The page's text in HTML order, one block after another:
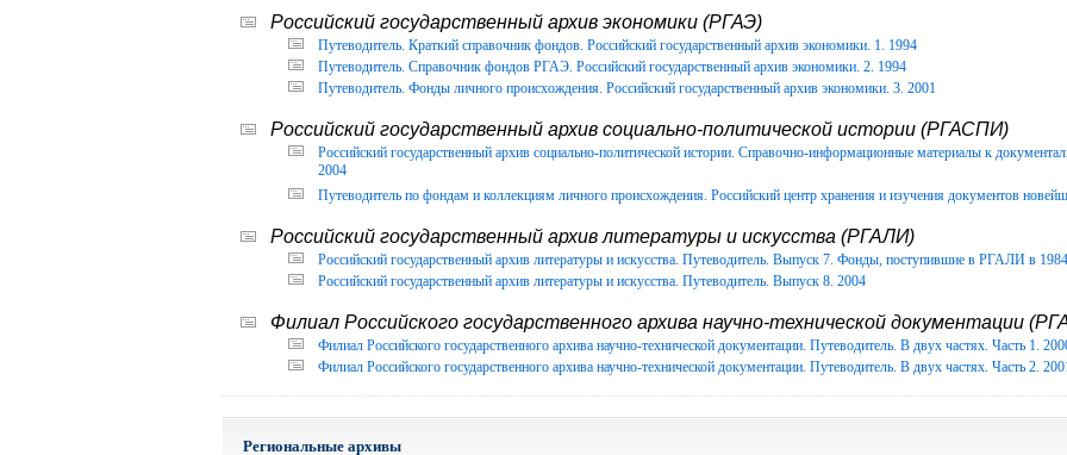
Российский государственный архив экономики (РГАЭ)
Путеводитель. Краткий справочник фондов. Российский государственный архив экономики. 1. 1994
Путеводитель. Справочник фондов РГАЭ. Российский государственный архив экономики. 2. 1994
Путеводитель. Фонды личного происхождения. Российский государственный архив экономики. 3. 2001
Российский государственный архив социально-политической истории (РГАСПИ)
Российский государственный архив социально-политической истории. Справочно-информационные материалы к
2004
Путеводитель по фондам и коллекциям личного происхождения. Российский центр хранения и изучения документов
Российский государственный архив литературы и искусства (РГАЛИ)
Российский государственный архив литературы и искусства. Путеводитель. Выпуск 7. Фонды, поступившие в РГАЛИ в
Российский государственный архив литературы и искусства. Путеводитель. Выпуск 8. 2004
Филиал Российского государственного архива научно-технической документации
Филиал Российского государственного архива научно-технической документации. Путеводитель. В двух частях. Часть 1.
Филиал Российского государственного архива научно-технической документации. Путеводитель. В двух частях. Часть 2.
Региональные архивы